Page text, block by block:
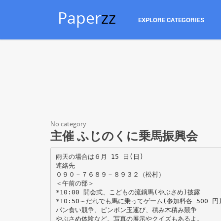
Paperzz EXPLORE CATEGORIES
No category
主催 ふじのくに乗馬振興会
雨天の場合は６月 15 日(日)
連絡先
０９０－７６８９－８９３２（松村）
＜午前の部＞
*10:00 開会式、こどもの流鏑馬(やぶさめ)披露
*10:50～だれでも馬に乗ってゲーム(参加料各 500 円
パン食い競争、ピンポン玉運び、積み木積み競争
やぶさめ体験など。写真の展示やクイズもあるよ。